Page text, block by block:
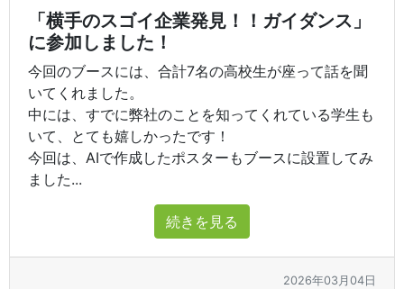
「横手のスゴイ企業発見！！ガイダンス」
に参加しました！
今回のブースには、合計7名の高校生が座って話を聞
いてくれました。
中には、すでに弊社のことを知ってくれている学生も
いて、とても嬉しかったです！
今回は、AIで作成したポスターもブースに設置してみ
ました...
続きを見る
2026年03月04日